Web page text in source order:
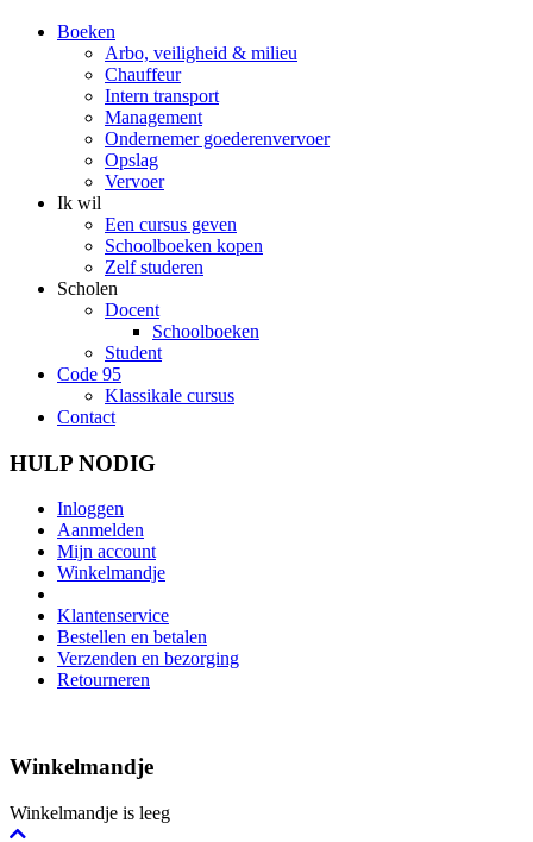
Boeken
Arbo, veiligheid & milieu
Chauffeur
Intern transport
Management
Ondernemer goederenvervoer
Opslag
Vervoer
Ik wil
Een cursus geven
Schoolboeken kopen
Zelf studeren
Scholen
Docent
Schoolboeken
Student
Code 95
Klassikale cursus
Contact
HULP NODIG
Inloggen
Aanmelden
Mijn account
Winkelmandje
Klantenservice
Bestellen en betalen
Verzenden en bezorging
Retourneren
Winkelmandje
Winkelmandje is leeg